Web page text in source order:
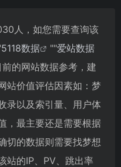
人，如您需要查询该
5118数据 ""爱站数据
的网站数据参考，建
站价值评估因素如：梦
录以及索引量、用户体
，最主要还是需要根据
切的数据则需要找梦想
站的IP、PV、跳出率